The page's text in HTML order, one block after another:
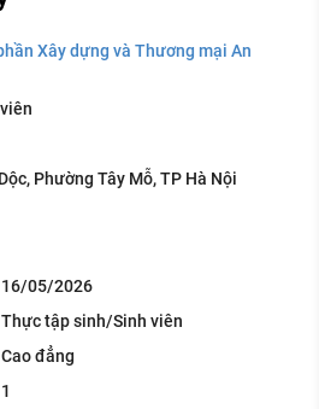
Xây dựng và Thương mại An
Phường Tây Mỗ, TP Hà Nội
16/05/2026
Thực tập sinh/Sinh viên
Cao đẳng
1